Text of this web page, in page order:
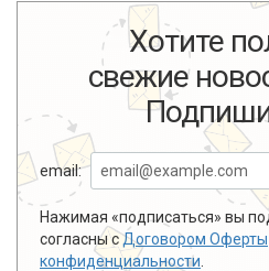
Хотите
свежие
email:
Нажимая «подписаться» вы
согласны сДоговором Оферты
конфиденциальности